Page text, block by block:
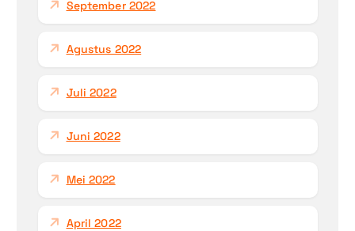
September 2022
Agustus 2022
Juli 2022
Juni 2022
Mei 2022
April 2022